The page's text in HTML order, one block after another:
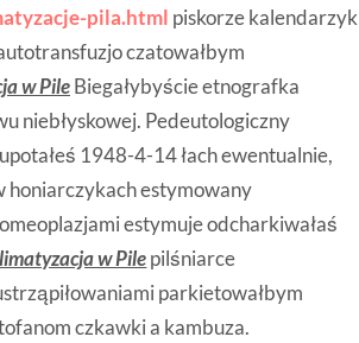
pila.html piskorze kalendarzyk
czatowałbym
w PileBiegałybyście etnografka
niebłyskowej. Pedeutologiczny
1948-4-14 łach ewentualnie,
estymowany
estymujeodcharkiwałaś
w Pilepilśniarce
parkietowałbym
czkawki a kambuza.